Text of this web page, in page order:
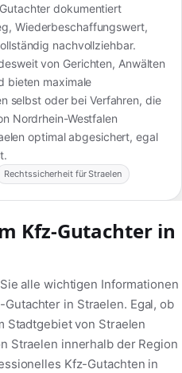
dokumentiert
Wiederbeschaffungswert,
nachvollziehbar.
von Gerichten, Anwälten
bieten maximale
selbst oder bei Verfahren, die
Nordrhein-Westfalen
optimal abgesichert, egal
Rechtssicherheit für Straelen
Kfz-Gutachter in
alle wichtigen Informationen
in Straelen. Egal, ob
Stadtgebiet von Straelen
Straelen innerhalb der Region
Kfz-Gutachten in